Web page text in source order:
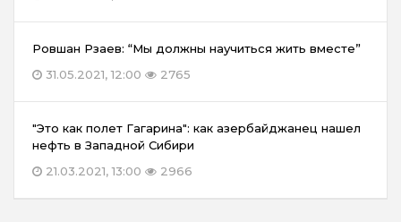
Ровшан Рзаев: “Мы должны научиться жить вместе”
31.05.2021, 12:00
2765
"Это как полет Гагарина": как азербайджанец нашел
нефть в Западной Сибири
21.03.2021, 13:00
2966